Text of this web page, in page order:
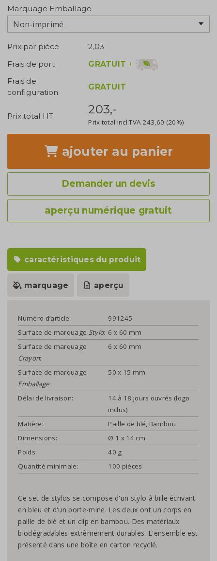
Marquage Emballage
Non-imprimé
Prix par pièce
2,03
Frais de port
GRATUIT +
Frais de
configuration
GRATUIT
Prix total HT 203,-
Prix total incl.TVA 243,60 (20%)
ajouter au panier
Demander un devis
aperçu numérique gratuit
caractéristiques du produit
marquage aperçu
Numéro d’article:
991245
Surface de marquage Stylo: 6 x 60 mm
Surface de marquage
Crayon:
6 x 60 mm
Surface de marquage
Emballage:
50 x 15 mm
Délai de livraison:
14 à 18 jours ouvrés (logo
inclus)
Matière:
Paille de blé, Bambou
Dimensions:
Ø 1 x 14 cm
Poids:
40 g
Quantité minimale:
100 pièces
Ce set de stylos se compose d'un stylo à bille écrivant
en bleu et d'un porte-mine. Les deux ont un corps en
paille de blé et un clip en bambou. Des matériaux
biodégradables extrêmement durables. L'ensemble est
présenté dans une boîte en carton recyclé.